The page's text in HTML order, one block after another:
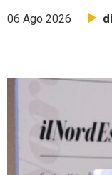
06 Ago 2026